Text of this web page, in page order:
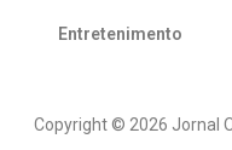
Entretenimento
Copyright © 2026 Jornal